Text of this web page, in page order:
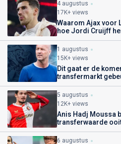
4 augustus
17K+ views
Waarom Ajax voor
hoe Jordi Cruijff
1 augustus
15K+ views
Dit gaat er de
transfermarkt
5 augustus
12K+ views
Anis Hadj Moussa
transferwaarde
6 augustus